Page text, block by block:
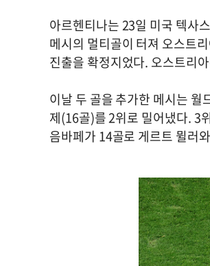
아르헨티나는 23일 미국 텍사
메시의 멀티골이 터져 오스트
진출을 확정지었다. 오스트리
이날 두 골을 추가한 메시는
제(16골)를 2위로 밀어냈다. 3
음바페가 14골로 게르트 뮐러